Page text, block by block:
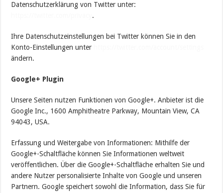
Datenschutzerklärung von Twitter unter:
.
Ihre Datenschutzeinstellungen bei Twitter können Sie in den
Konto-Einstellungen unter
ändern.
Google+ Plugin
Unsere Seiten nutzen Funktionen von Google+. Anbieter ist die
Google Inc., 1600 Amphitheatre Parkway, Mountain View, CA
94043, USA.
Erfassung und Weitergabe von Informationen: Mithilfe der
Google+-Schaltfläche können Sie Informationen weltweit
veröffentlichen. Über die Google+-Schaltfläche erhalten Sie und
andere Nutzer personalisierte Inhalte von Google und unseren
Partnern. Google speichert sowohl die Information, dass Sie für